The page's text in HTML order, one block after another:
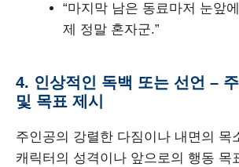
“마지막 남은 동료마저 눈앞
제 정말 혼자군.”
4. 인상적인 독백 또는 선언 –
및 목표 제시
주인공의 강렬한 다짐이나 내면의 목
캐릭터의 성격이나 앞으로의 행동 목